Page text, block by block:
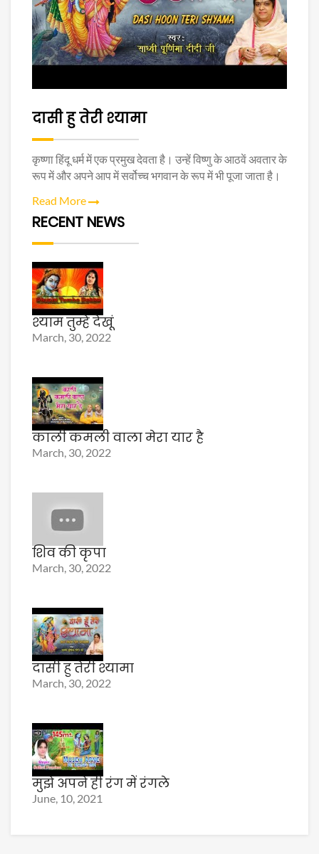
दासी हु तेरी श्यामा
कृष्णा हिंदू धर्म में एक प्रमुख देवता है। उन्हें विष्णु के आठवें अवतार के
रूप में और अपने आप में सर्वोच्च भगवान के रूप में भी पूजा जाता है।
Read More
RECENT NEWS
श्याम तुम्हे देखूं
March, 30, 2022
काली कमली वाला मेरा यार है
March, 30, 2022
शिव की कृपा
March, 30, 2022
दासी हु तेरी श्यामा
March, 30, 2022
मुझे अपने ही रंग में रंगले
June, 10, 2021